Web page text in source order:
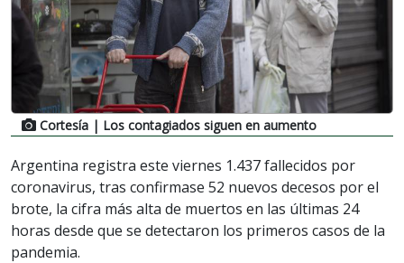
Cortesía | Los contagiados siguen en aumento
Argentina registra este viernes 1.437 fallecidos por
coronavirus, tras confirmase 52 nuevos decesos por el
brote, la cifra más alta de muertos en las últimas 24
horas desde que se detectaron los primeros casos de la
pandemia.